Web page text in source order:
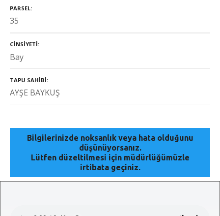
PARSEL
35
CINSIYETI
Bay
TAPU SAHIBI
AYŞE BAYKUŞ
Bilgilerinizde noksanlık veya hata olduğunu
düşünüyorsanız.
Lütfen düzeltilmesi için müdürlüğümüzle
irtibata geçiniz.